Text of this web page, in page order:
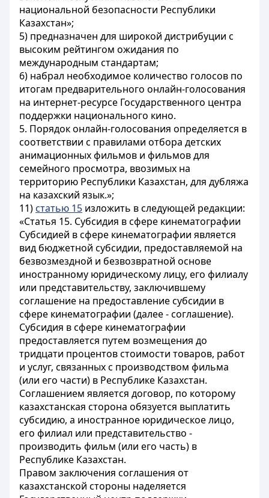
национальной безопасности Республики
Казахстан»;
5) предназначен для широкой дистрибуции с
высоким рейтингом ожидания по
международным стандартам;
6) набрал необходимое количество голосов по
итогам предварительного онлайн-голосования
на интернет-ресурсе Государственного центра
поддержки национального кино.
5. Порядок онлайн-голосования определяется в
соответствии с правилами отбора детских
анимационных фильмов и фильмов для
семейного просмотра, ввозимых на
территорию Республики Казахстан, для дубляжа
на казахский язык.»;
11) статью 15 изложить в следующей редакции:
«Статья 15. Субсидия в сфере кинематографии
Субсидией в сфере кинематографии является
вид бюджетной субсидии, предоставляемой на
безвозмездной и безвозвратной основе
иностранному юридическому лицу, его филиалу
или представительству, заключившему
соглашение на предоставление субсидии в
сфере кинематографии (далее - соглашение).
Субсидия в сфере кинематографии
предоставляется путем возмещения до
тридцати процентов стоимости товаров, работ
и услуг, связанных с производством фильма
(или его части) в Республике Казахстан.
Соглашением является договор, по которому
казахстанская сторона обязуется выплатить
субсидию, а иностранное юридическое лицо,
его филиал или представительство -
производить фильм (или его часть) в
Республике Казахстан.
Правом заключения соглашения от
казахстанской стороны наделяется